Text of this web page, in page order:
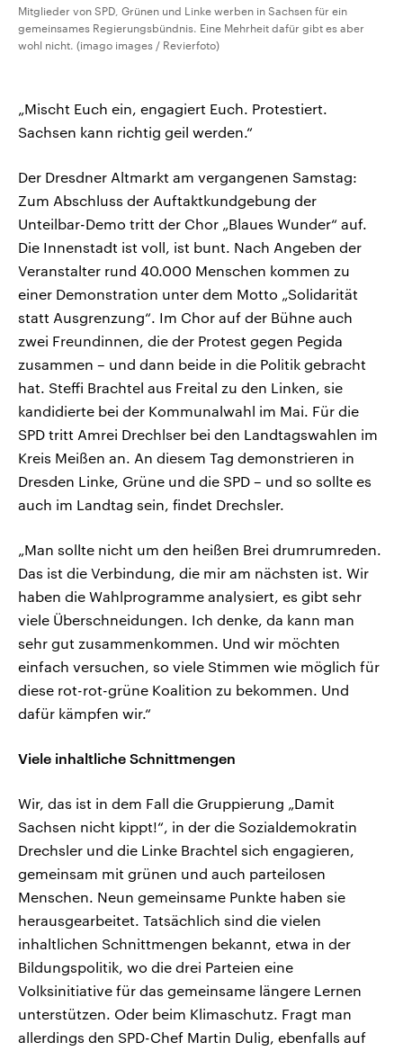
Mitglieder von SPD, Grünen und Linke werben in Sachsen für ein
gemeinsames Regierungsbündnis. Eine Mehrheit dafür gibt es aber
wohl nicht. (imago images / Revierfoto)
„Mischt Euch ein, engagiert Euch. Protestiert.
Sachsen kann richtig geil werden.“
Der Dresdner Altmarkt am vergangenen Samstag:
Zum Abschluss der Auftaktkundgebung der
Unteilbar-Demo tritt der Chor „Blaues Wunder“ auf.
Die Innenstadt ist voll, ist bunt. Nach Angeben der
Veranstalter rund 40.000 Menschen kommen zu
einer Demonstration unter dem Motto „Solidarität
statt Ausgrenzung“. Im Chor auf der Bühne auch
zwei Freundinnen, die der Protest gegen Pegida
zusammen – und dann beide in die Politik gebracht
hat. Steffi Brachtel aus Freital zu den Linken, sie
kandidierte bei der Kommunalwahl im Mai. Für die
SPD tritt Amrei Drechlser bei den Landtagswahlen im
Kreis Meißen an. An diesem Tag demonstrieren in
Dresden Linke, Grüne und die SPD – und so sollte es
auch im Landtag sein, findet Drechsler.
„Man sollte nicht um den heißen Brei drumrumreden.
Das ist die Verbindung, die mir am nächsten ist. Wir
haben die Wahlprogramme analysiert, es gibt sehr
viele Überschneidungen. Ich denke, da kann man
sehr gut zusammenkommen. Und wir möchten
einfach versuchen, so viele Stimmen wie möglich für
diese rot-rot-grüne Koalition zu bekommen. Und
dafür kämpfen wir.“
Viele inhaltliche Schnittmengen
Wir, das ist in dem Fall die Gruppierung „Damit
Sachsen nicht kippt!“, in der die Sozialdemokratin
Drechsler und die Linke Brachtel sich engagieren,
gemeinsam mit grünen und auch parteilosen
Menschen. Neun gemeinsame Punkte haben sie
herausgearbeitet. Tatsächlich sind die vielen
inhaltlichen Schnittmengen bekannt, etwa in der
Bildungspolitik, wo die drei Parteien eine
Volksinitiative für das gemeinsame längere Lernen
unterstützen. Oder beim Klimaschutz. Fragt man
allerdings den SPD-Chef Martin Dulig, ebenfalls auf